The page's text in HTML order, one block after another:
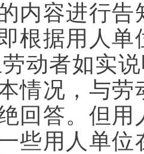
内容进行
根据用人
动者如实
情况，与
回答。 但用
些用人单